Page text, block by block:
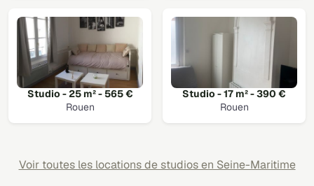
Studio - 25 m² - 565 €
Rouen
Studio - 17 m² - 390 €
Rouen
Voir toutes les locations de studios en Seine-Maritime